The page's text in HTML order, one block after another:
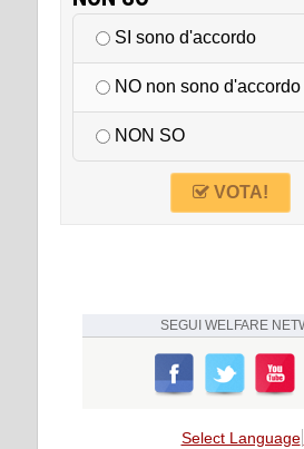
SI sono d'accordo
NO non sono d'accordo
NON SO
VOTA!
SEGUI WELFARE
Select Language